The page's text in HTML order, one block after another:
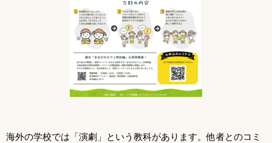
海外の学校では「演劇」という教科があります。他者とのコミ